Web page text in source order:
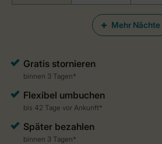
Mehr Nächte